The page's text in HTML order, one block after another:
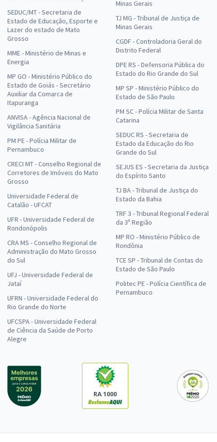
SEDUC/MT - Secretaria de
Estado de Educação, Esporte e
Lazer do estado de Mato
Grosso
MME - Ministério de Minas e
Energia
MP GO - Ministério Público do
Estado de Goiás - Secretário
Auxiliar da Comarca de
Itapuranga
ANVISA - Agência Nacional de
Vigilância Sanitária
PM PE - Polícia Militar de
Pernambuco
CRECI MT - Conselho Regional de
Corretores de Imóveis do Mato
Grosso
Universidade Federal de
Catalão - UFCAT
UFR - Universidade Federal de
Rondonópolis
CRA MS - Conselho Regional de
Administração do Mato Grosso
do Sul
UFJ - Universidade Federal de
Jataí
UFRN - Universidade Federal do
Rio Grande do Norte
UFCSPA - Universidade Federal
de Ciência da Saúde de Porto
Alegre
Minas Gerais
TJ MG - Tribunal de Justiça de
Minas Gerais
CGDF - Controladoria Geral do
Distrito Federal
DPE RS - Defensoria Pública do
Estado do Rio Grande do Sul
MP SP - Ministério Público do
Estado de São Paulo
PM SC - Polícia Militar de Santa
Catarina
SEDUC RS - Secretaria de
Estado da Educação do Rio
Grande do Sul
SEJUS ES - Secretaria da Justiça
do Espírito Santo
TJ BA - Tribunal de Justiça do
Estado da Bahia
TRF 3 - Tribunal Regional Federal
da 3ª Região
MP RO - Ministério Público de
Rondônia
TCE SP - Tribunal de Contas do
Estado de São Paulo
Politec PE - Polícia Científica de
Pernambuco
RA 1000